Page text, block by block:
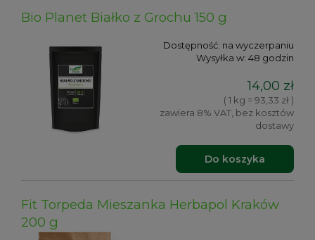
Bio Planet Białko z Grochu 150 g
Dostępność: na wyczerpaniu
Wysyłka w: 48 godzin
14,00 zł
( 1 kg = 93,33 zł )
zawiera 8% VAT, bez kosztów
dostawy
Do koszyka
Fit Torpeda Mieszanka Herbapol Kraków
200 g